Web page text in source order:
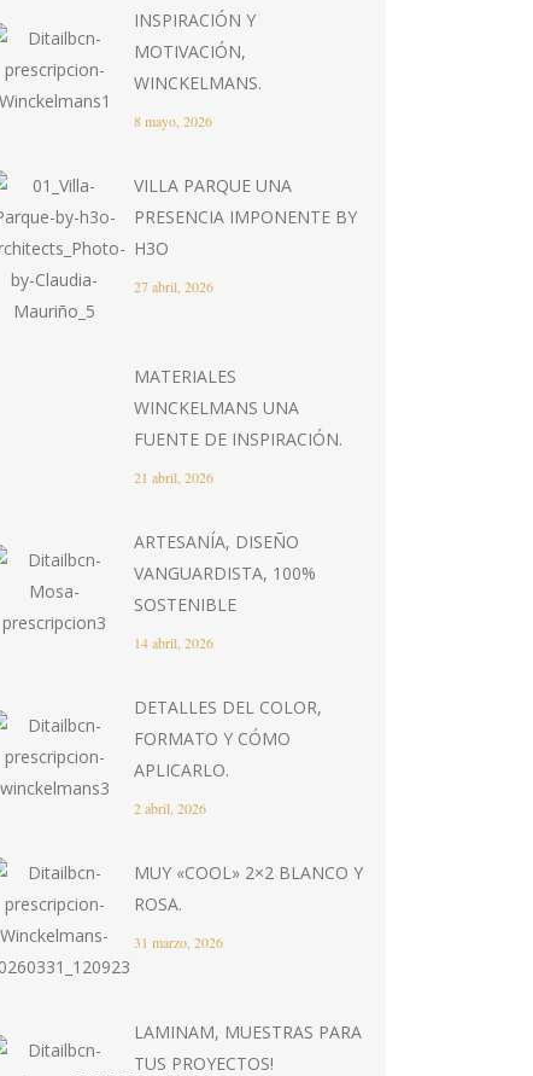
INSPIRACIÓN Y
MOTIVACIÓN,
WINCKELMANS.
8 mayo, 2026
VILLA PARQUE UNA
PRESENCIA IMPONENTE BY
H3O
27 abril, 2026
MATERIALES
WINCKELMANS UNA
FUENTE DE INSPIRACIÓN.
21 abril, 2026
ARTESANÍA, DISEÑO
VANGUARDISTA, 100%
SOSTENIBLE
14 abril, 2026
DETALLES DEL COLOR,
FORMATO Y CÓMO
APLICARLO.
2 abril, 2026
MUY «COOL» 2×2 BLANCO Y
ROSA.
31 marzo, 2026
LAMINAM, MUESTRAS PARA
TUS PROYECTOS!